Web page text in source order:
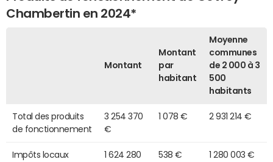
Chambertin en 2024*
Montant
Montant
par
habitant
Moyenne
communes
de 2 000 à 3
500
habitants
Total des produits
de fonctionnement
3 254 370
€
1 078 € 2 931 214 €
Impôts locaux
1 624 280
538 € 1 280 003 €